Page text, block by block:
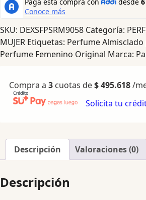
SKU: DEXSFPSRM9058 Categoría:
MUJER Etiquetas: Perfume Almisclado
Perfume Femenino Original Marca:
Compra a 3 cuotas de$495.618/
Solicita tu
Descripción Valoraciones (0)
Descripción